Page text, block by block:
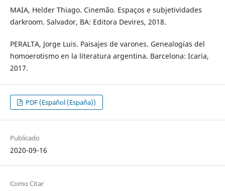
MAIA, Helder Thiago. Cinemão. Espaços e subjetividades
darkroom. Salvador, BA: Editora Devires, 2018.
PERALTA, Jorge Luis. Paisajes de varones. Genealogías del
homoerotismo en la literatura argentina. Barcelona: Icaria,
2017.
PDF (Español (España))
Publicado
2020-09-16
Como Citar